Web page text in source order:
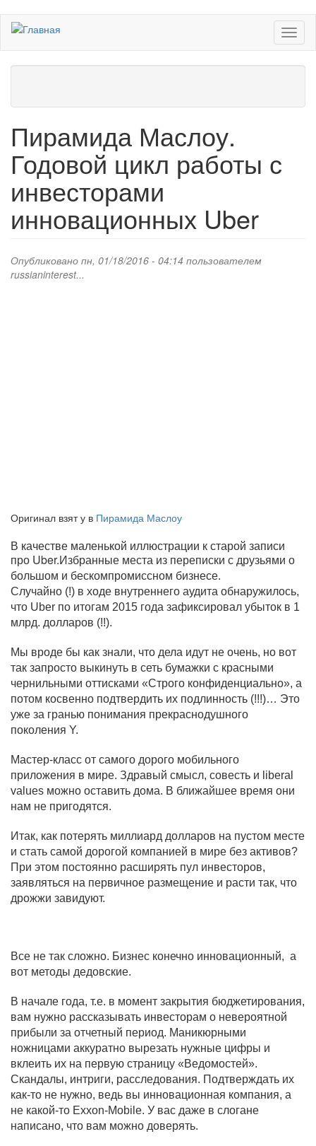
Перейти
основному
содержанию
Пирамида Маслоу.
Годовой цикл работы с
инвесторами
инновационных Uber
Опубликовано пн, 01/18/2016 - 04:14 пользователем
russianinterest...
Оригинал взят у в Пирамида Маслоу
В качестве маленькой иллюстрации к старой записи
про Uber.Избранные места из переписки с друзьями о
большом и бескомпромиссном бизнесе.
Случайно (!) в ходе внутреннего аудита обнаружилось,
что Uber по итогам 2015 года зафиксировал убыток в 1
млрд. долларов (!!).
Мы вроде бы как знали, что дела идут не очень, но вот
так запросто выкинуть в сеть бумажки с красными
чернильными оттисками «Строго конфиденциально», а
потом косвенно подтвердить их подлинность (!!!)… Это
уже за гранью понимания прекраснодушного
поколения Y.
Мастер-класс от самого дорого мобильного
приложения в мире. Здравый смысл, совесть и liberal
values можно оставить дома. В ближайшее время они
нам не пригодятся.
Итак, как потерять миллиард долларов на пустом месте
и стать самой дорогой компанией в мире без активов?
При этом постоянно расширять пул инвесторов,
заявляться на первичное размещение и расти так, что
дрожжи завидуют.
Все не так сложно. Бизнес конечно инновационный, а
вот методы дедовские.
В начале года, т.е. в момент закрытия бюджетирования,
вам нужно рассказывать инвесторам о невероятной
прибыли за отчетный период. Маникюрными
ножницами аккуратно вырезать нужные цифры и
вклеить их на первую страницу «Ведомостей».
Скандалы, интриги, расследования. Подтверждать их
как-то не нужно, ведь вы инновационная компания, а
не какой-то Exxon-Mobile. У вас даже в слогане
написано, что вам можно доверять.